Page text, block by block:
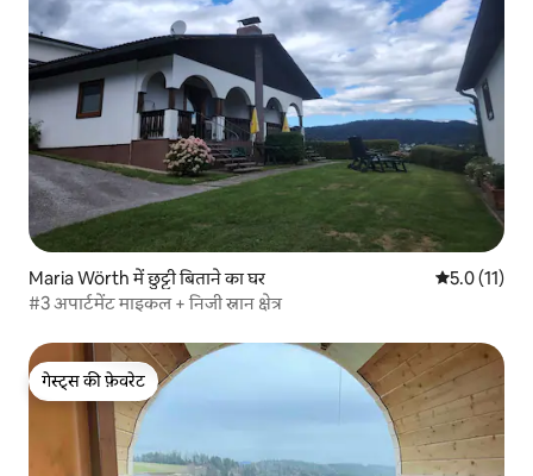
Maria Wörth में छुट्टी बिताने का घर औसत रेटिंग 5
5.0 (11)
#3 अपार्टमेंट माइकल + निजी स्नान क्षेत्र
गेस्ट्स की फ़ेवरेट
गेस्ट्स की फ़ेवरेट